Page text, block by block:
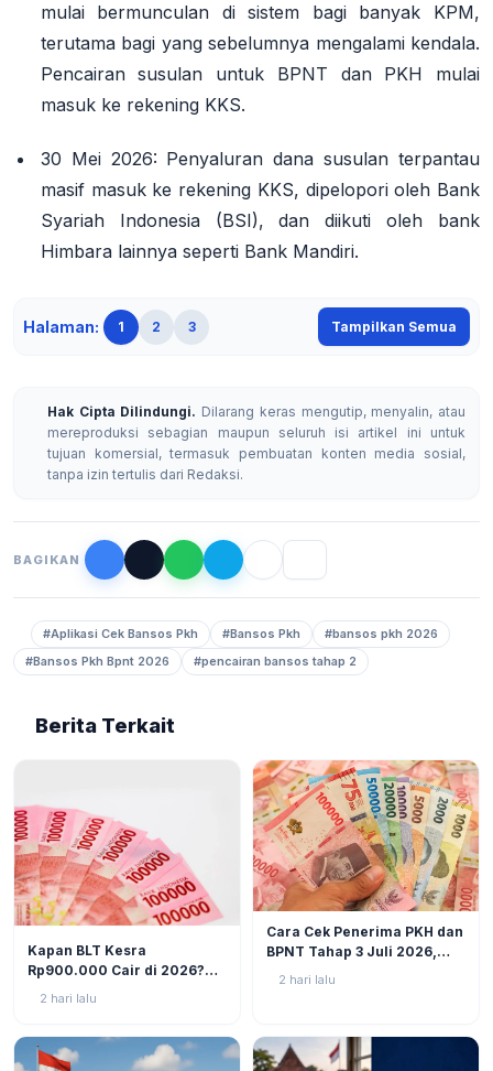
mulai bermunculan di sistem bagi banyak KPM,
terutama bagi yang sebelumnya mengalami kendala.
Pencairan susulan untuk BPNT dan PKH mulai
masuk ke rekening KKS.
30 Mei 2026: Penyaluran dana susulan terpantau
masif masuk ke rekening KKS, dipelopori oleh Bank
Syariah Indonesia (BSI), dan diikuti oleh bank
Himbara lainnya seperti Bank Mandiri.
Halaman: 1 2 3 Tampilkan Semua
Hak Cipta Dilindungi. Dilarang keras mengutip, menyalin, atau
mereproduksi sebagian maupun seluruh isi artikel ini untuk
tujuan komersial, termasuk pembuatan konten media sosial,
tanpa izin tertulis dari Redaksi.
BAGIKAN
#Aplikasi Cek Bansos Pkh #Bansos Pkh
#bansos pkh 2026
#Bansos Pkh Bpnt 2026
#pencairan bansos tahap 2
Berita Terkait
Kapan BLT Kesra
Rp900.000 Cair di 2026?
2 hari lalu
Cara Cek Penerima PKH dan
BPNT Tahap 3 Juli 2026,
2 hari lalu